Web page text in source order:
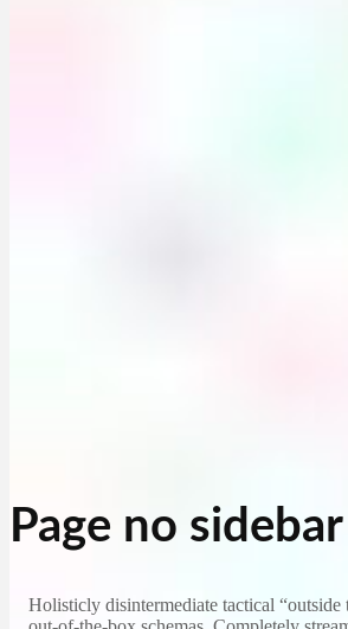
Page no sidebar
Holisticly disintermediate tactical